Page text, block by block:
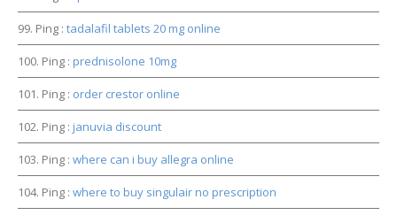
Ping : tadalafil tablets 20 mg online
Ping : prednisolone 10mg
Ping : order crestor online
Ping : januvia discount
Ping : where can i buy allegra online
Ping : where to buy singulair no prescription